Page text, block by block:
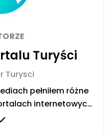
Turyści
Turysci
pełniłem różne
internetowych.
naczelnego.